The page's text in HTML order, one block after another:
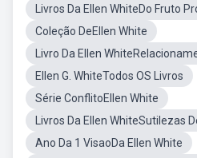
Livros Da Ellen WhiteDo Fruto
Coleção DeEllen White
Livro Da Ellen
Ellen G. WhiteTodos OS Livros
Série ConflitoEllen White
Livros Da Ellen WhiteSutilezas
Ano Da 1 VisaoDa Ellen White